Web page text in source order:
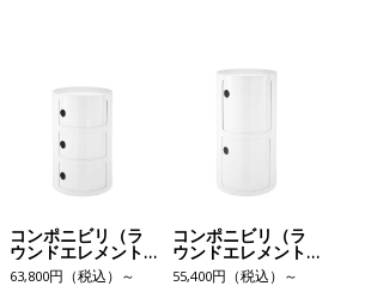
コンポニビリ（ラ
ウンドエレメント
L3）
63,800円（税込）～
コンポニビリ（ラ
ウンドエレメント
H2）
55,400円（税込）～